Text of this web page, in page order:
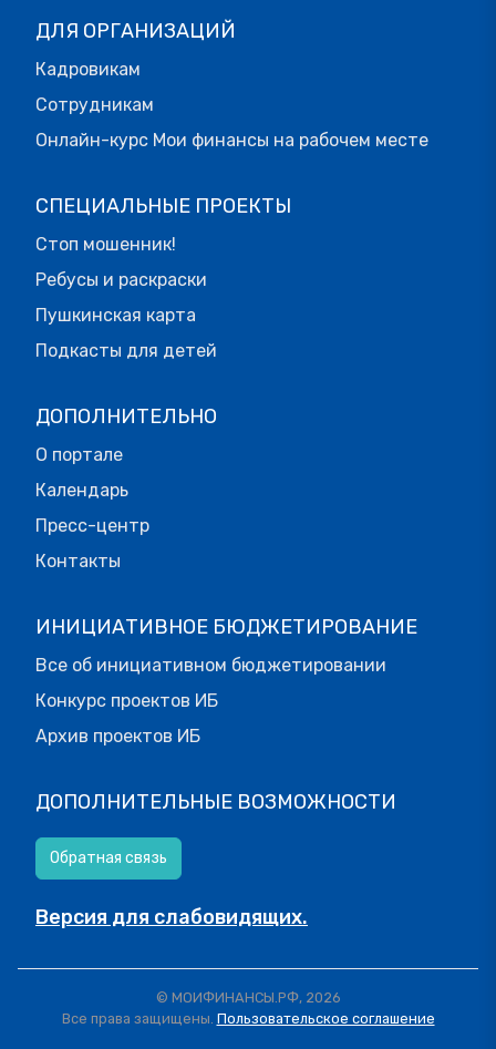
ДЛЯ ОРГАНИЗАЦИЙ
Кадровикам
Сотрудникам
Онлайн-курс Мои финансы на рабочем месте
СПЕЦИАЛЬНЫЕ ПРОЕКТЫ
Стоп мошенник!
Ребусы и раскраски
Пушкинская карта
Подкасты для детей
ДОПОЛНИТЕЛЬНО
О портале
Календарь
Пресс-центр
Контакты
ИНИЦИАТИВНОЕ БЮДЖЕТИРОВАНИЕ
Все об инициативном бюджетировании
Конкурс проектов ИБ
Архив проектов ИБ
ДОПОЛНИТЕЛЬНЫЕ ВОЗМОЖНОСТИ
Обратная связь
Версия для слабовидящих.
© МОИФИНАНСЫ.РФ, 2026
Все права защищены. Пользовательское соглашение